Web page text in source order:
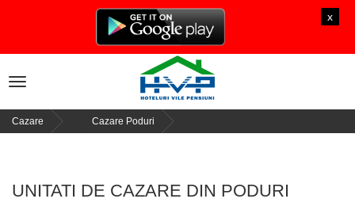
x
Toggle
navigation
Cazare Cazare Poduri
UNITATI DE CAZARE DIN PODURI